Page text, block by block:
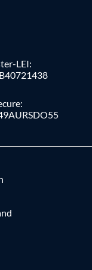
LEI: